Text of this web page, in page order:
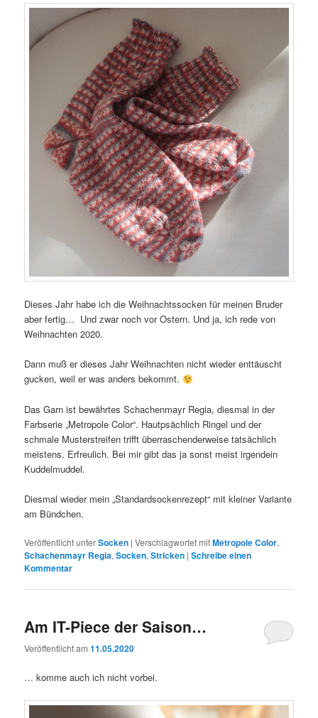
Dieses Jahr habe ich die Weihnachtssocken für meinen Bruder
aber fertig… Und zwar noch vor Ostern. Und ja, ich rede von
Weihnachten 2020.
Dann muß er dieses Jahr Weihnachten nicht wieder enttäuscht
gucken, weil er was anders bekommt.
Das Garn ist bewährtes Schachenmayr Regia, diesmal in der
Farbserie „Metropole Color“. Hautpsächlich Ringel und der
schmale Musterstreifen trifft überraschenderweise tatsächlich
meistens. Erfreulich. Bei mir gibt das ja sonst meist irgendein
Kuddelmuddel.
Diesmal wieder mein „Standardsockenrezept“ mit kleiner Variante
am Bündchen.
Veröffentlicht unterSocken |Verschlagwortet mitMetropole Color,
Schachenmayr Regia,Socken,Stricken |Schreibe einen
Kommentar
Am IT-Piece der Saison…
Veröffentlicht am11.05.2020
… komme auch ich nicht vorbei.